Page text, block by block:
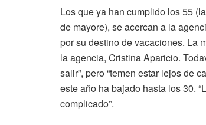
Los que ya han cumplido los 55
de mayore), se acercan a la
por su destino de vacaciones. La
la agencia, Cristina Aparicio.
salir”, pero “temen estar lejos de
este año ha bajado hasta los 30.
complicado”.